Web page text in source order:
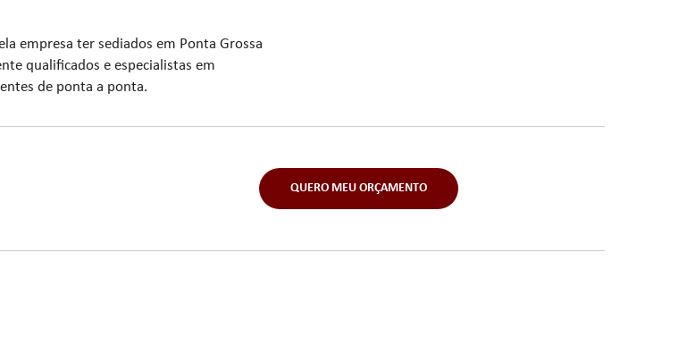
empresa ter sediados em Ponta Grossa
qualificados e especialistas em
de ponta a ponta.
QUERO MEU ORÇAMENTO